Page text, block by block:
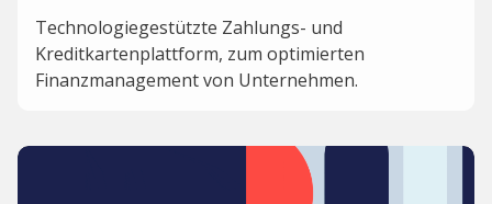
Technologiegestützte Zahlungs- und
Kreditkartenplattform, zum optimierten
Finanzmanagement von Unternehmen.